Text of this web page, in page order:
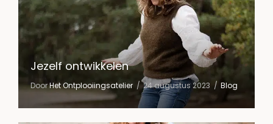
Jezelf ontwikkelen
DoorHet Ontplooiingsatelier 24 augustus 2023 Blog